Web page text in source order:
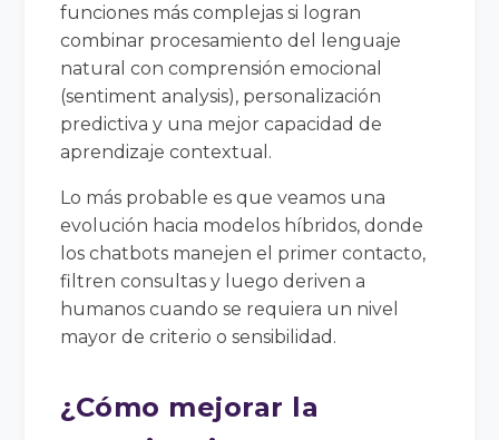
funciones más complejas si logran
combinar procesamiento del lenguaje
natural con comprensión emocional
(sentiment analysis), personalización
predictiva y una mejor capacidad de
aprendizaje contextual.
Lo más probable es que veamos una
evolución hacia modelos híbridos, donde
los chatbots manejen el primer contacto,
filtren consultas y luego deriven a
humanos cuando se requiera un nivel
mayor de criterio o sensibilidad.
¿Cómo mejorar la